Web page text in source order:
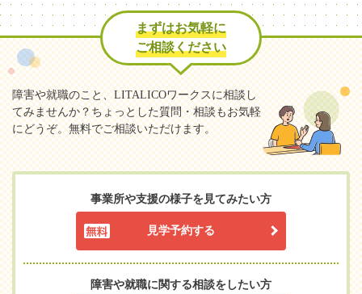
まずはお気軽に
ご相談ください
障害や就職のこと、LITALICOワークスに相談し
てみませんか？ちょっとした質問・相談もお気軽
にどうぞ。無料でご相談いただけます。
事業所や支援の様子を見てみたい方
見学予約する
障害や就職に関する相談をしたい方